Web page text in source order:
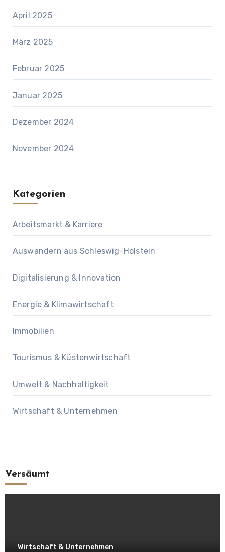
April 2025
März 2025
Februar 2025
Januar 2025
Dezember 2024
November 2024
Kategorien
Arbeitsmarkt & Karriere
Auswandern aus Schleswig-Holstein
Digitalisierung & Innovation
Energie & Klimawirtschaft
Immobilien
Tourismus & Küstenwirtschaft
Umwelt & Nachhaltigkeit
Wirtschaft & Unternehmen
Versäumt
Wirtschaft & Unternehmen